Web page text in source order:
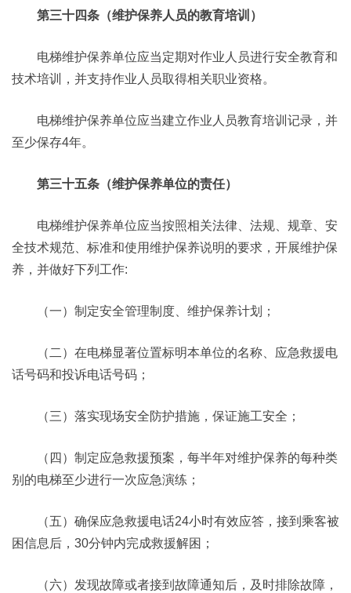
第三十四条（维护保养人员的教育培训）
电梯维护保养单位应当定期对作业人员进行安全教育和
技术培训，并支持作业人员取得相关职业资格。
电梯维护保养单位应当建立作业人员教育培训记录，并
至少保存4年。
第三十五条（维护保养单位的责任）
电梯维护保养单位应当按照相关法律、法规、规章、安
全技术规范、标准和使用维护保养说明的要求，开展维护保
养，并做好下列工作:
（一）制定安全管理制度、维护保养计划；
（二）在电梯显著位置标明本单位的名称、应急救援电
话号码和投诉电话号码；
（三）落实现场安全防护措施，保证施工安全；
（四）制定应急救援预案，每半年对维护保养的每种类
别的电梯至少进行一次应急演练；
（五）确保应急救援电话24小时有效应答，接到乘客被
困信息后，30分钟内完成救援解困；
（六）发现故障或者接到故障通知后，及时排除故障，